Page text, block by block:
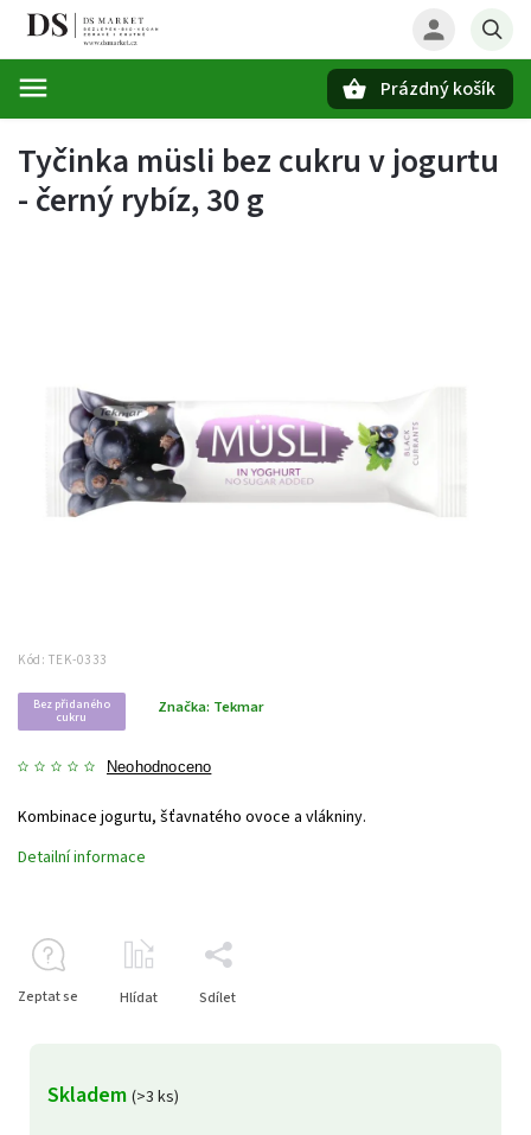
Prázdný košík
Tyčinka müsli bez cukru v jogurtu
- černý rybíz, 30 g
Kód: TEK-0333
Bez přidaného
cukru
Neohodnoceno
Značka: Tekmar
Skladem (>3 ks)
Kombinace jogurtu, šťavnatého ovoce a vlákniny.
Detailní informace
Zeptat se Hlídat Sdílet